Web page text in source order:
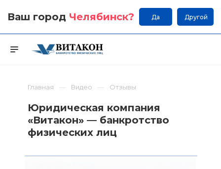
Ваш город Челябинск? Да Другой
Главная Видео Отзывы
Юридическая компания
«Витакон» — банкротство
физических лиц